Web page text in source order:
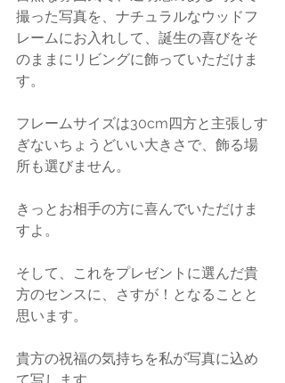
撮った写真を、ナチュラルなウッドフ
レームにお入れして、誕生の喜びをそ
のままにリビングに飾っていただけま
す。
フレームサイズは30cm四方と主張しす
ぎないちょうどいい大きさで、飾る場
所も選びません。
きっとお相手の方に喜んでいただけま
すよ。
そして、これをプレゼントに選んだ貴
方のセンスに、さすが！となることと
思います。
貴方の祝福の気持ちを私が写真に込め